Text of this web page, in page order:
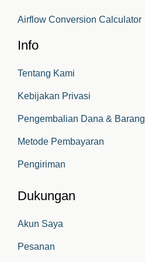
Airflow Conversion Calculator
Info
Tentang Kami
Kebijakan Privasi
Pengembalian Dana & Barang
Metode Pembayaran
Pengiriman
Dukungan
Akun Saya
Pesanan